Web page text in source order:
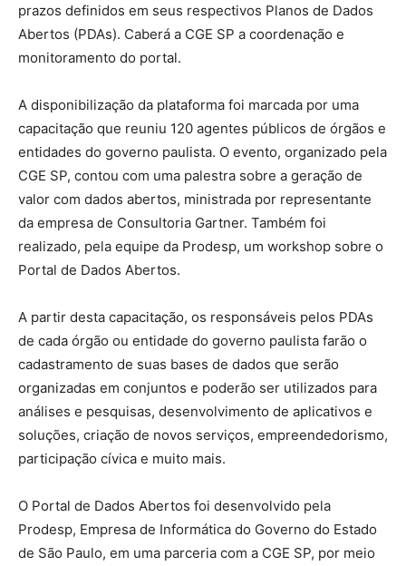
prazos definidos em seus respectivos Planos de Dados
Abertos (PDAs). Caberá a CGE SP a coordenação e
monitoramento do portal.
A disponibilização da plataforma foi marcada por uma
capacitação que reuniu 120 agentes públicos de órgãos e
entidades do governo paulista. O evento, organizado pela
CGE SP, contou com uma palestra sobre a geração de
valor com dados abertos, ministrada por representante
da empresa de Consultoria Gartner. Também foi
realizado, pela equipe da Prodesp, um workshop sobre o
Portal de Dados Abertos.
A partir desta capacitação, os responsáveis pelos PDAs
de cada órgão ou entidade do governo paulista farão o
cadastramento de suas bases de dados que serão
organizadas em conjuntos e poderão ser utilizados para
análises e pesquisas, desenvolvimento de aplicativos e
soluções, criação de novos serviços, empreendedorismo,
participação cívica e muito mais.
O Portal de Dados Abertos foi desenvolvido pela
Prodesp, Empresa de Informática do Governo do Estado
de São Paulo, em uma parceria com a CGE SP, por meio